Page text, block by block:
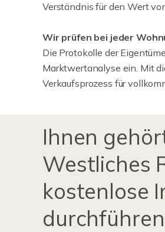
Verständnis für den Wert
Wir prüfen bei jeder
Die Protokolle der
Marktwertanalyse ein. Mit
Verkaufsprozess für
Ihnen
Westliches
kostenlose